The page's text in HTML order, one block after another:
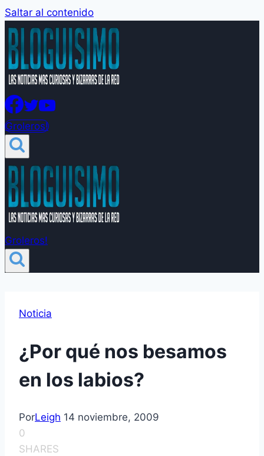
Saltar al contenido
Groleros!
Groleros!
Noticia
¿Por qué nos besamos
en los labios?
PorLeigh 14 noviembre, 2009
0
SHARES